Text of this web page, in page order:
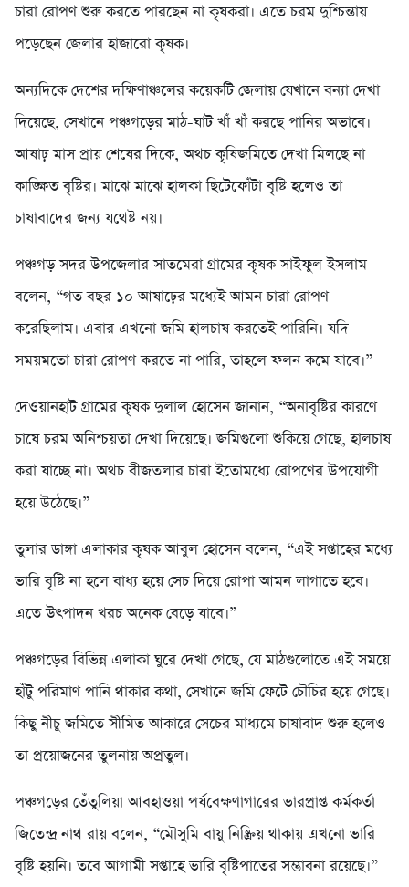
চারা রোপণ শুরু করতে পারছেন না কৃষকরা। এতে চরম দুশ্চিন্তায়
পড়েছেন জেলার হাজারো কৃষক।
অন্যদিকে দেশের দক্ষিণাঞ্চলের কয়েকটি জেলায় যেখানে বন্যা দেখা
দিয়েছে, সেখানে পঞ্চগড়ের মাঠ-ঘাট খাঁ খাঁ করছে পানির অভাবে।
আষাঢ় মাস প্রায় শেষের দিকে, অথচ কৃষিজমিতে দেখা মিলছে না
কাঙ্ক্ষিত বৃষ্টির। মাঝে মাঝে হালকা ছিটেফোঁটা বৃষ্টি হলেও তা
চাষাবাদের জন্য যথেষ্ট নয়।
পঞ্চগড় সদর উপজেলার সাতমেরা গ্রামের কৃষক সাইফুল ইসলাম
বলেন, “গত বছর ১০ আষাঢ়ের মধ্যেই আমন চারা রোপণ
করেছিলাম। এবার এখনো জমি হালচাষ করতেই পারিনি। যদি
সময়মতো চারা রোপণ করতে না পারি, তাহলে ফলন কমে যাবে।”
দেওয়ানহাট গ্রামের কৃষক দুলাল হোসেন জানান, “অনাবৃষ্টির কারণে
চাষে চরম অনিশ্চয়তা দেখা দিয়েছে। জমিগুলো শুকিয়ে গেছে, হালচাষ
করা যাচ্ছে না। অথচ বীজতলার চারা ইতোমধ্যে রোপণের উপযোগী
হয়ে উঠেছে।”
তুলার ডাঙ্গা এলাকার কৃষক আবুল হোসেন বলেন, “এই সপ্তাহের মধ্যে
ভারি বৃষ্টি না হলে বাধ্য হয়ে সেচ দিয়ে রোপা আমন লাগাতে হবে।
এতে উৎপাদন খরচ অনেক বেড়ে যাবে।”
পঞ্চগড়ের বিভিন্ন এলাকা ঘুরে দেখা গেছে, যে মাঠগুলোতে এই সময়ে
হাঁটু পরিমাণ পানি থাকার কথা, সেখানে জমি ফেটে চৌচির হয়ে গেছে।
কিছু নীচু জমিতে সীমিত আকারে সেচের মাধ্যমে চাষাবাদ শুরু হলেও
তা প্রয়োজনের তুলনায় অপ্রতুল।
পঞ্চগড়ের তেঁতুলিয়া আবহাওয়া পর্যবেক্ষণাগারের ভারপ্রাপ্ত কর্মকর্তা
জিতেন্দ্র নাথ রায় বলেন, “মৌসুমি বায়ু নিষ্ক্রিয় থাকায় এখনো ভারি
বৃষ্টি হয়নি। তবে আগামী সপ্তাহে ভারি বৃষ্টিপাতের সম্ভাবনা রয়েছে।”